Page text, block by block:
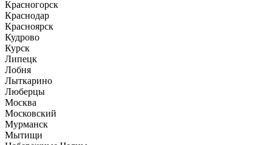
Красногорск
Краснодар
Красноярск
Кудрово
Курск
Липецк
Лобня
Лыткарино
Люберцы
Москва
Московский
Мурманск
Мытищи